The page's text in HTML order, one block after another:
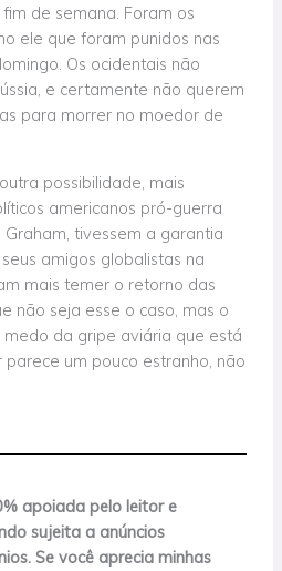
de semana. Foram os
ele que foram punidos nas
Os ocidentais não
e certamente não querem
para morrer no moedor de
possibilidade, mais
americanos pró-guerra
tivessem a garantia
amigos globalistas na
mais temer o retorno das
não seja esse o caso, mas o
da gripe aviária que está
um pouco estranho, não
apoiada pelo leitor e
sujeita a anúncios
Se você aprecia minhas